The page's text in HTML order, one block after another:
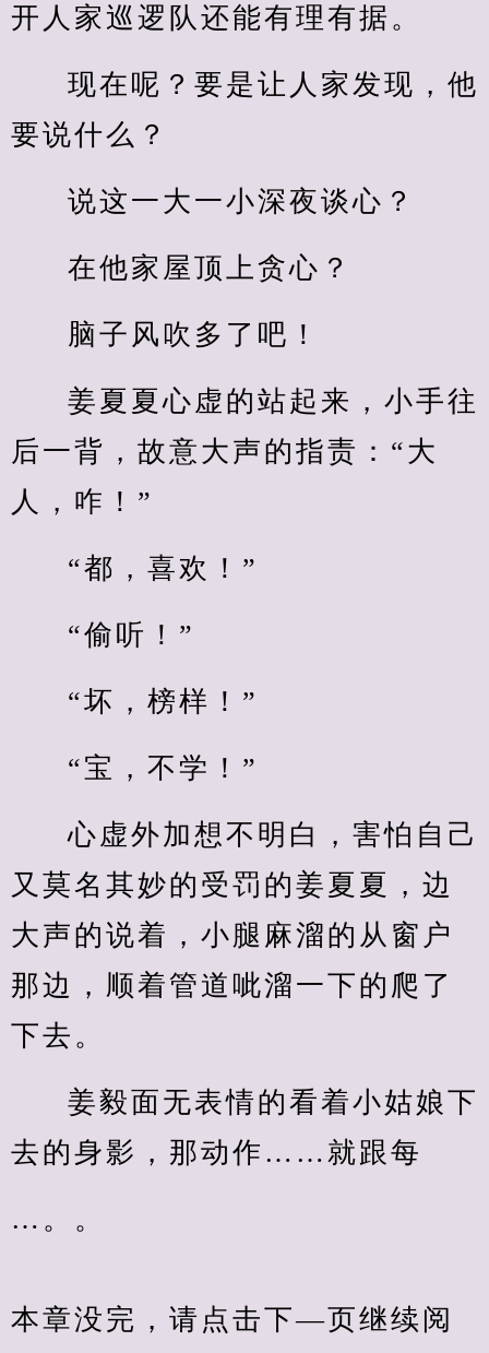
开人家巡逻队还能有理有据。
现在呢？要是让人家发现，他
要说什么？
说这一大一小深夜谈心？
在他家屋顶上贪心？
脑子风吹多了吧！
姜夏夏心虚的站起来，小手往
后一背，故意大声的指责：“大
人，咋！”
“都，喜欢！”
“偷听！”
“坏，榜样！”
“宝，不学！”
心虚外加想不明白，害怕自己
又莫名其妙的受罚的姜夏夏，边
大声的说着，小腿麻溜的从窗户
那边，顺着管道呲溜一下的爬了
下去。
姜毅面无表情的看着小姑娘下
去的身影，那动作……就跟每
…。。
本章没完，请点击下—页继续阅